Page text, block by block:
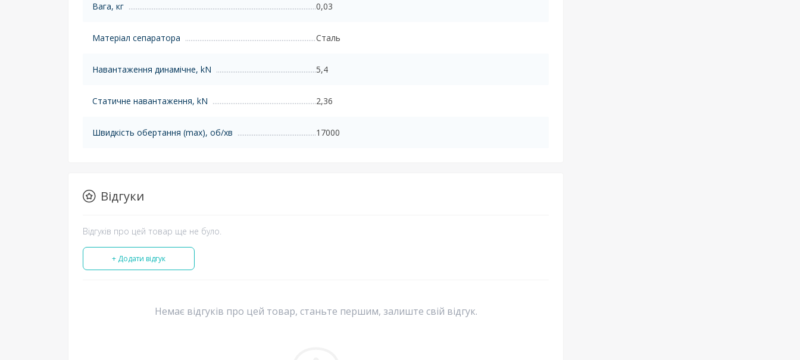
Вага, кг 0,03
Матеріал сепаратора Сталь
Навантаження динамічне, kN 5,4
Статичне навантаження, kN 2,36
Швидкість обертання (max), об/хв 17000
Відгуки
Відгуків про цей товар ще не було.
+ Додати відгук
Немає відгуків про цей товар, станьте першим, залиште свій відгук.